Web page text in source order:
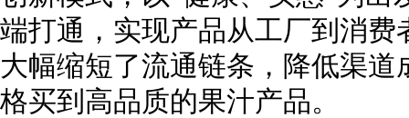
端打通，实现产品从工厂到消费
大幅缩短了流通链条，降低渠
格买到高品质的果汁产品。